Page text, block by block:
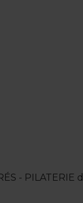
-